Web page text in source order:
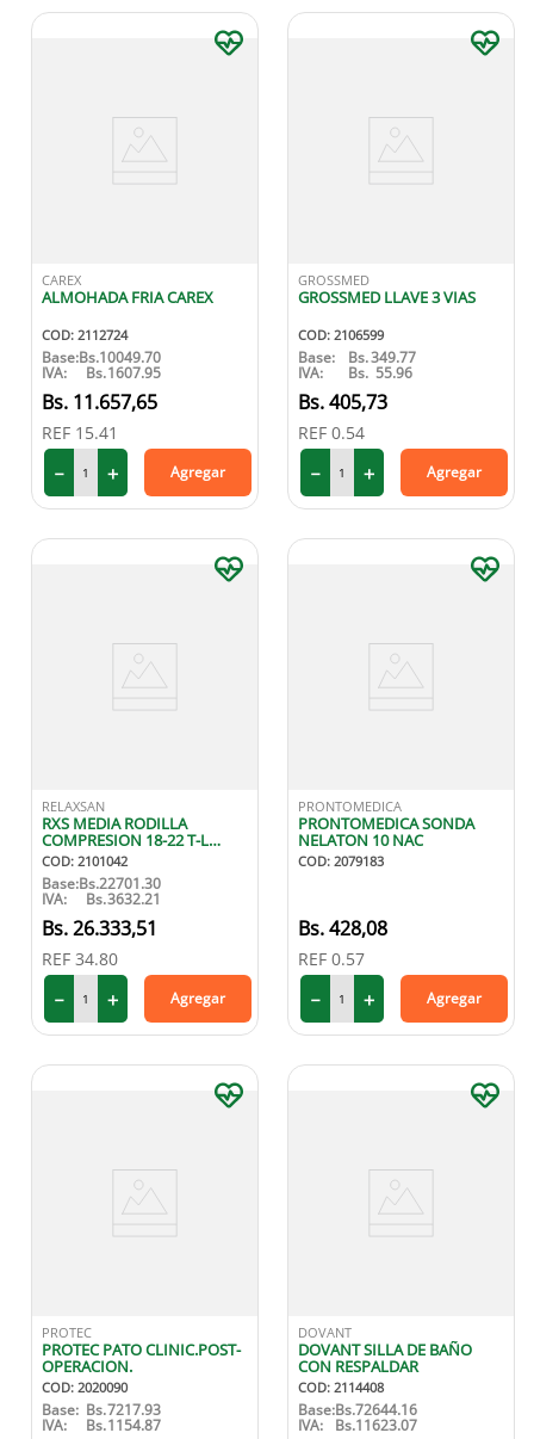
CAREX
ALMOHADA FRIA CAREX
COD: 2112724
Base:Bs.10049.70
IVA: Bs.1607.95
11.657,65
REF 15.41
＋
－ Agregar
GROSSMED
GROSSMED LLAVE 3 VIAS
COD: 2106599
Base: Bs.349.77
IVA: Bs. 55.96
405,73
REF 0.54
＋
－ Agregar
RELAXSAN
RXS MEDIA RODILLA
COMPRESION 18-22 T-L
COLOR BEIGE
COD: 2101042
Base:Bs.22701.30
IVA: Bs.3632.21
26.333,51
REF 34.80
＋
－ Agregar
PRONTOMEDICA
PRONTOMEDICA SONDA
NELATON 10 NAC
COD: 2079183
428,08
REF 0.57
＋
－ Agregar
PROTEC
PROTEC PATO CLINIC.POST-
OPERACION.
COD: 2020090
Base: Bs.7217.93
IVA: Bs.1154.87
DOVANT
DOVANT SILLA DE BAÑO
CON RESPALDAR
COD: 2114408
Base:Bs.72644.16
IVA: Bs.11623.07